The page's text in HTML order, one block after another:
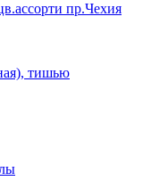
пр.Чехия
тишью